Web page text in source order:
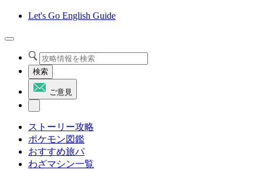
Let's Go English Guide
検索
ご意見
ストーリー攻略
ポケモン図鑑
おすすめ旅パ
わざマシン一覧